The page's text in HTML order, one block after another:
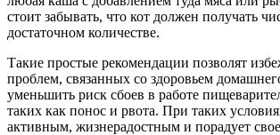
стоит забывать, что кот должен получать
достаточном количестве.
Такие простые рекомендации позволят
проблем, связанных со здоровьем
уменьшить риск сбоев в работе
таких как понос и рвота. При таких
активным, жизнерадостным и порадует